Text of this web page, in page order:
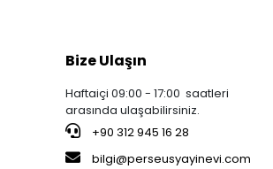
Bize Ulaşın
Haftaiçi 09:00 - 17:00 saatleri
arasında ulaşabilirsiniz.
+90 312 945 16 28
bilgi@perseusyayinevi.com